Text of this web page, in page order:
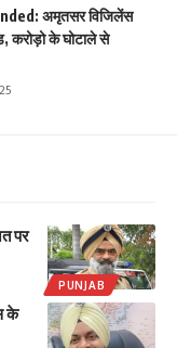
अमृतसर विजिलेंस
करोड़ो के घोटाले से
PUNJAB
पर
के